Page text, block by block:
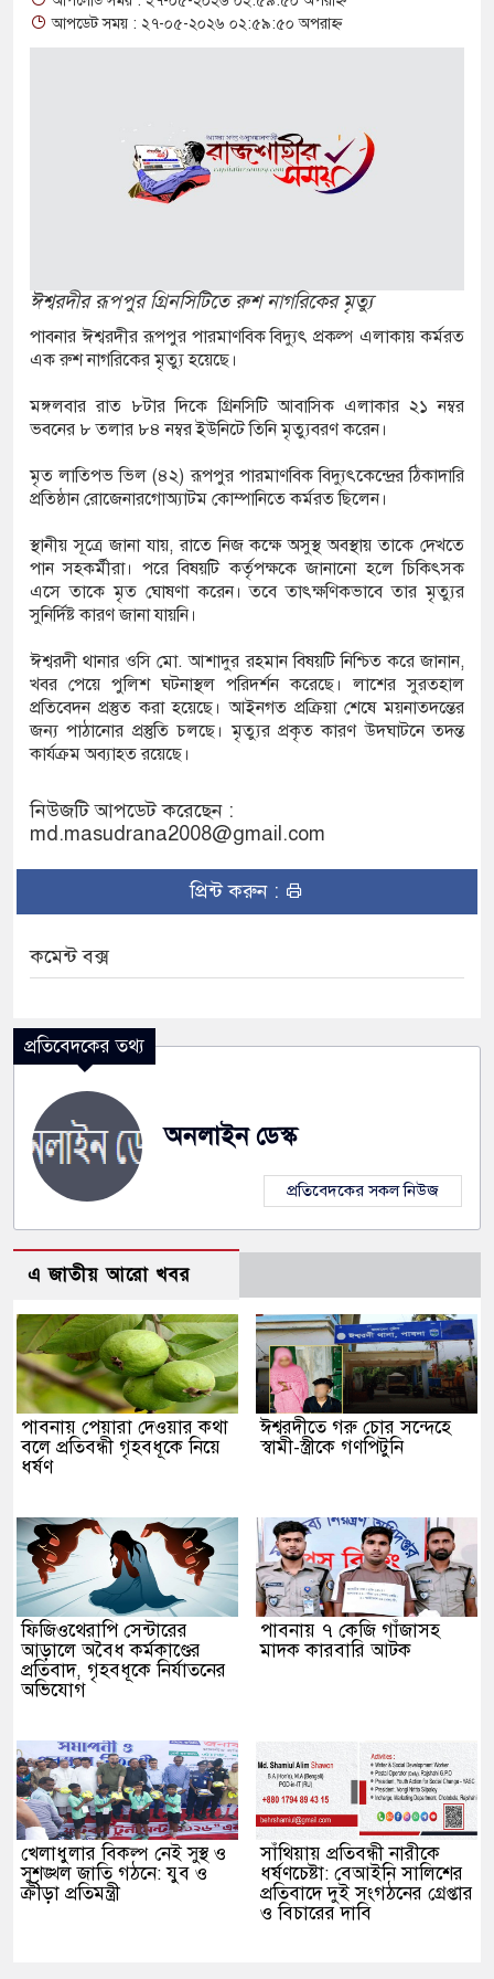
পুকুর থেকে অজ্ঞাত যুবকের মরদেহ উদ্ধার
বিজিবির পৃথক অভিযানে ১৫৬ বোতল ভারতীয়
শ্রমিক নিয়োগে আবেদন শুরু, ওমানে ৫ হাজার শ্রমিক
ছয় বছরের শিশুকে ধর্ষণের অভিযোগে
ট্রাকে অভিনব কৌশলে লুকানো সোয়া কোটি
জব্দ
পর ব্যাটেই জবাব, অস্ট্রেলিয়ার বিপক্ষে মিরাজের
ক্রীড়াবিদদের জন্য আন্তর্জাতিক মানের জাতীয়
আয়োজন করবে সরকার
আপডেট সময় : ২৭-০৫-২০২৬ ০২:৫৯:৫০ অপরাহ্ন
ঈশ্বরদীর রূপপুর গ্রিনসিটিতে রুশ নাগরিকের মৃত্যু
পাবনার ঈশ্বরদীর রূপপুর পারমাণবিক বিদ্যুৎ প্রকল্প এলাকায় কর্মরত
এক রুশ নাগরিকের মৃত্যু হয়েছে।
মঙ্গলবার রাত ৮টার দিকে গ্রিনসিটি আবাসিক এলাকার ২১ নম্বর
ভবনের ৮ তলার ৮৪ নম্বর ইউনিটে তিনি মৃত্যুবরণ করেন।
মৃত লাতিপভ ভিল (৪২) রূপপুর পারমাণবিক বিদ্যুৎকেন্দ্রের ঠিকাদারি
প্রতিষ্ঠান রোজেনারগোঅ্যাটম কোম্পানিতে কর্মরত ছিলেন।
স্থানীয় সূত্রে জানা যায়, রাতে নিজ কক্ষে অসুস্থ অবস্থায় তাকে দেখতে
পান সহকর্মীরা। পরে বিষয়টি কর্তৃপক্ষকে জানানো হলে চিকিৎসক
এসে তাকে মৃত ঘোষণা করেন। তবে তাৎক্ষণিকভাবে তার মৃত্যুর
সুনির্দিষ্ট কারণ জানা যায়নি।
ঈশ্বরদী থানার ওসি মো. আশাদুর রহমান বিষয়টি নিশ্চিত করে জানান,
খবর পেয়ে পুলিশ ঘটনাস্থল পরিদর্শন করেছে। লাশের সুরতহাল
প্রতিবেদন প্রস্তুত করা হয়েছে। আইনগত প্রক্রিয়া শেষে ময়নাতদন্তের
জন্য পাঠানোর প্রস্তুতি চলছে। মৃত্যুর প্রকৃত কারণ উদঘাটনে তদন্ত
কার্যক্রম অব্যাহত রয়েছে।
নিউজটি আপডেট করেছেন :
md.masudrana2008@gmail.com
প্রিন্ট করুন :
কমেন্ট বক্স
প্রতিবেদকের তথ্য
অনলাইন ডেস্ক
প্রতিবেদকের সকল নিউজ
এ জাতীয় আরো খবর
পাবনায় পেয়ারা দেওয়ার কথা
বলে প্রতিবন্ধী গৃহবধূকে নিয়ে
ধর্ষণ
ঈশ্বরদীতে গরু চোর সন্দেহে
স্বামী-স্ত্রীকে গণপিটুনি
ফিজিওথেরাপি সেন্টারের
আড়ালে অবৈধ কর্মকাণ্ডের
প্রতিবাদ, গৃহবধূকে নির্যাতনের
অভিযোগ
পাবনায় ৭ কেজি গাঁজাসহ
মাদক কারবারি আটক
খেলাধুলার বিকল্প নেই সুস্থ ও
সুশৃঙ্খল জাতি গঠনে: যুব ও
ক্রীড়া প্রতিমন্ত্রী
সাঁথিয়ায় প্রতিবন্ধী নারীকে
ধর্ষণচেষ্টা: বেআইনি সালিশের
প্রতিবাদে দুই সংগঠনের গ্রেপ্তার
ও বিচারের দাবি